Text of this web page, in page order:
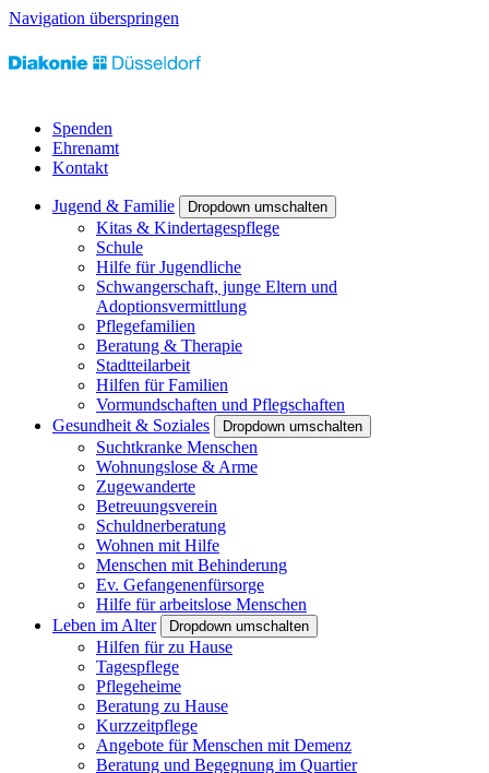
Navigation überspringen
Spenden
Ehrenamt
Kontakt
Jugend & Familie Dropdown umschalten
Kitas & Kindertagespflege
Schule
Hilfe für Jugendliche
Schwangerschaft, junge Eltern und
Adoptionsvermittlung
Pflegefamilien
Beratung & Therapie
Stadtteilarbeit
Hilfen für Familien
Vormundschaften und Pflegschaften
Gesundheit & Soziales
Dropdown umschalten
Suchtkranke Menschen
Wohnungslose & Arme
Zugewanderte
Betreuungsverein
Schuldnerberatung
Wohnen mit Hilfe
Menschen mit Behinderung
Ev. Gefangenenfürsorge
Hilfe für arbeitslose Menschen
Leben im Alter
Dropdown umschalten
Hilfen für zu Hause
Tagespflege
Pflegeheime
Beratung zu Hause
Kurzzeitpflege
Angebote für Menschen mit Demenz
Beratung und Begegnung im Quartier